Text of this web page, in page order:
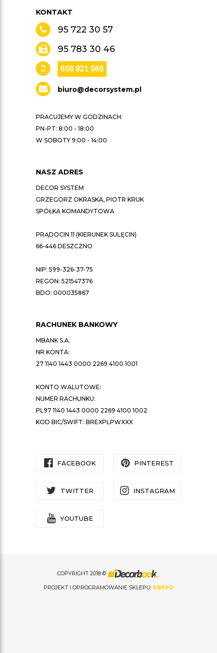
KONTAKT
95 722 30 57
95 783 30 46
608 921 068
biuro@decorsystem.pl
PRACUJEMY W GODZINACH:
PN-PT: 8:00 - 18:00
W SOBOTY 9:00 - 14:00
NASZ ADRES
DECOR SYSTEM
GRZEGORZ OKRASKA, PIOTR KRUK
SPÓŁKA KOMANDYTOWA
PRĄDOCIN 11 (KIERUNEK SULĘCIN)
66-446 DESZCZNO
NIP: 599-326-37-75
REGON: 521547376
BDO: 000035867
RACHUNEK BANKOWY
MBANK S.A.
NR KONTA:
27 1140 1443 0000 2269 4100 1001
KONTO WALUTOWE:
NUMER RACHUNKU:
PL97 1140 1443 0000 2269 4100 1002
KOD BIC/SWIFT: BREXPLPWXXX
FACEBOOK PINTEREST
TWITTER INSTAGRAM
YOUTUBE
COPYRIGHT 2018 ©
PROJEKT I OPROGRAMOWANIE SKLEPU: EBEXO